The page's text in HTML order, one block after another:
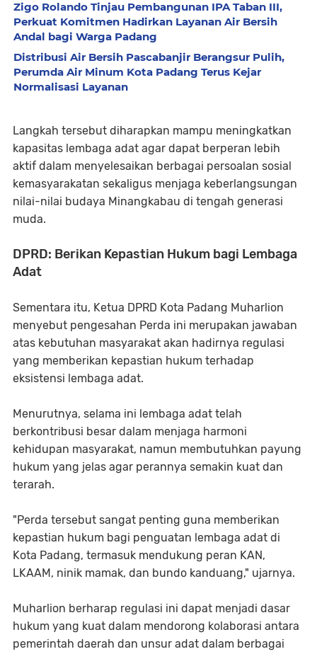
Zigo Rolando Tinjau Pembangunan IPA Taban III,
Perkuat Komitmen Hadirkan Layanan Air Bersih
Andal bagi Warga Padang
Distribusi Air Bersih Pascabanjir Berangsur Pulih,
Perumda Air Minum Kota Padang Terus Kejar
Normalisasi Layanan
Langkah tersebut diharapkan mampu meningkatkan
kapasitas lembaga adat agar dapat berperan lebih
aktif dalam menyelesaikan berbagai persoalan sosial
kemasyarakatan sekaligus menjaga keberlangsungan
nilai-nilai budaya Minangkabau di tengah generasi
muda.
DPRD: Berikan Kepastian Hukum bagi Lembaga
Adat
Sementara itu, Ketua DPRD Kota Padang Muharlion
menyebut pengesahan Perda ini merupakan jawaban
atas kebutuhan masyarakat akan hadirnya regulasi
yang memberikan kepastian hukum terhadap
eksistensi lembaga adat.
Menurutnya, selama ini lembaga adat telah
berkontribusi besar dalam menjaga harmoni
kehidupan masyarakat, namun membutuhkan payung
hukum yang jelas agar perannya semakin kuat dan
terarah.
"Perda tersebut sangat penting guna memberikan
kepastian hukum bagi penguatan lembaga adat di
Kota Padang, termasuk mendukung peran KAN,
LKAAM, ninik mamak, dan bundo kanduang," ujarnya.
Muharlion berharap regulasi ini dapat menjadi dasar
hukum yang kuat dalam mendorong kolaborasi antara
pemerintah daerah dan unsur adat dalam berbagai